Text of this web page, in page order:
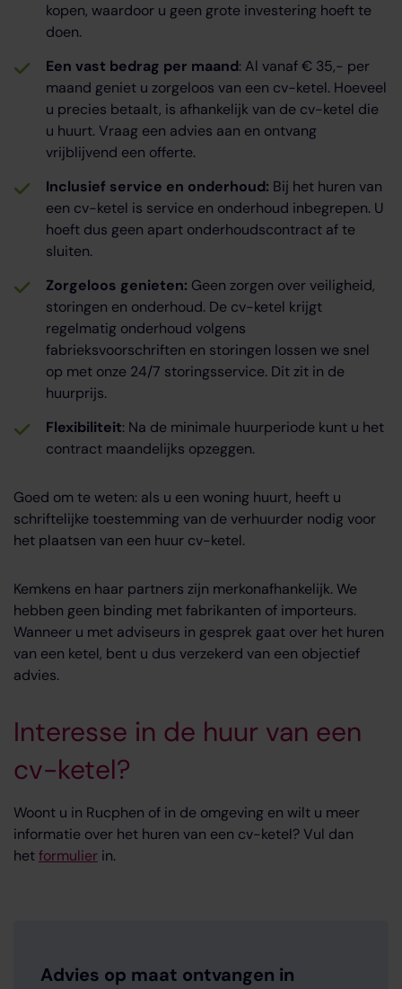
kopen, waardoor u geen grote investering hoeft te
doen.
Een vast bedrag per maand: Al vanaf € 35,- per
maand geniet u zorgeloos van een cv-ketel. Hoeveel
u precies betaalt, is afhankelijk van de cv-ketel die
u huurt. Vraag een advies aan en ontvang
vrijblijvend een offerte.
Inclusief service en onderhoud: Bij het huren van
een cv-ketel is service en onderhoud inbegrepen. U
hoeft dus geen apart onderhoudscontract af te
sluiten.
Zorgeloos genieten: Geen zorgen over veiligheid,
storingen en onderhoud. De cv-ketel krijgt
regelmatig onderhoud volgens
fabrieksvoorschriften en storingen lossen we snel
op met onze 24/7 storingsservice. Dit zit in de
huurprijs.
Flexibiliteit: Na de minimale huurperiode kunt u het
contract maandelijks opzeggen.
Goed om te weten: als u een woning huurt, heeft u
schriftelijke toestemming van de verhuurder nodig voor
het plaatsen van een huur cv-ketel.
Kemkens en haar partners zijn merkonafhankelijk. We
hebben geen binding met fabrikanten of importeurs.
Wanneer u met adviseurs in gesprek gaat over het huren
van een ketel, bent u dus verzekerd van een objectief
advies.
Interesse in de huur van een
cv-ketel?
Woont u in Rucphen of in de omgeving en wilt u meer
informatie over het huren van een cv-ketel? Vul dan
hetformulier in.
Advies op maat ontvangen in